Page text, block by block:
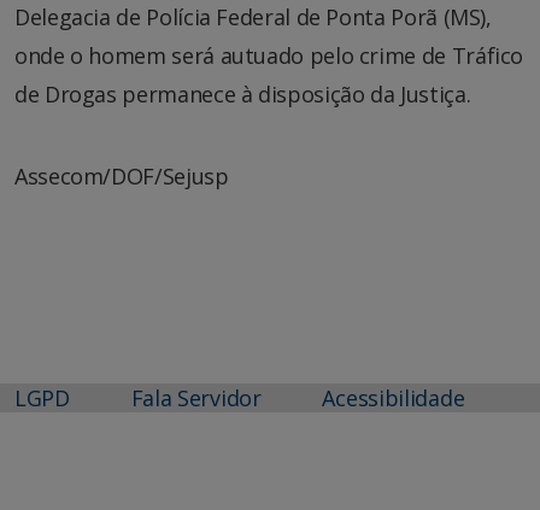
Delegacia de Polícia Federal de Ponta Porã (MS),
onde o homem será autuado pelo crime de Tráfico
de Drogas permanece à disposição da Justiça.
Assecom/DOF/Sejusp
LGPD Fala Servidor Acessibilidade